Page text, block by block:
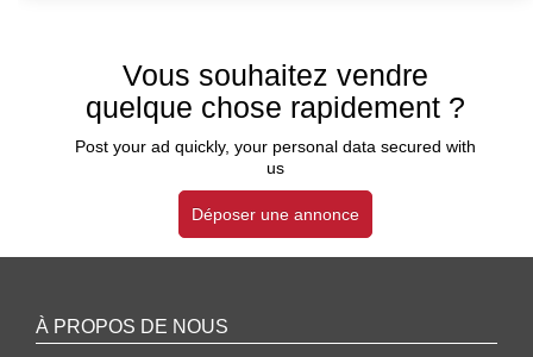
Vous souhaitez vendre
quelque chose rapidement ?
Post your ad quickly, your personal data secured with
us
Déposer une annonce
À PROPOS DE NOUS